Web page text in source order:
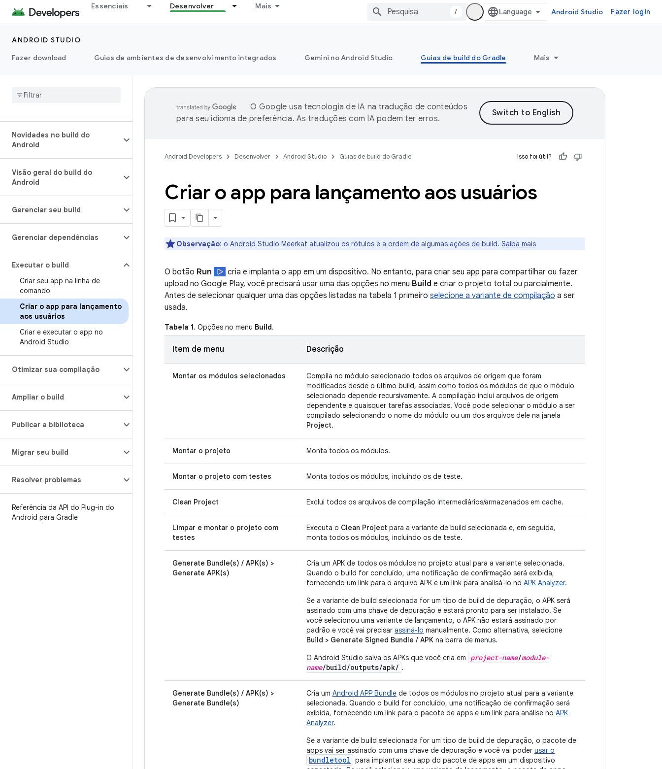
Essenciais Desenvolver Mais
/ Android Studio Fazer login
ANDROID STUDIO
Fazer download
Guias de ambientes de desenvolvimento integrados Gemini no Android Studio Guias de build do Gradle Mais
Novidades no build do
Android
Visão geral do build do
Android
Gerenciar seu build
Gerenciar dependências
Executar o build
Criar seu app na linha de
comando
Criar o app para lançamento
aos usuários
Criar e executar o app no
Android Studio
Otimizar sua compilação
Ampliar o build
Publicar a biblioteca
Migrar seu build
Resolver problemas
Referência da API do Plug-in do
Android para Gradle
O Google usa tecnologia de IA na tradução de conteúdos
para seu idioma de preferência. As traduções com IA podem ter erros.
Android Developers Desenvolver Android Studio Guias de build do Gradle Isso foi útil?
Criar o app para lançamento aos usuários
Observação: o Android Studio Meerkat atualizou os rótulos e a ordem de algumas ações de build. Saiba mais
O botão Run
cria e implanta o app em um dispositivo. No entanto, para criar seu app para compartilhar ou fazer
upload no Google Play, você precisará usar uma das opções no menu Build e criar o projeto total ou parcialmente.
Antes de selecionar qualquer uma das opções listadas na tabela 1 primeiro selecione a variante de compilação a ser
usada.
Tabela 1. Opções no menu Build.
Item de menu Descrição
Montar os módulos selecionados
Compila no módulo selecionado todos os arquivos de origem que foram
modificados desde o último build, assim como todos os módulos de que o módulo
selecionado depende recursivamente. A compilação inclui arquivos de origem
dependente e quaisquer tarefas associadas. Você pode selecionar o módulo a ser
compilado selecionando o nome do módulo ou um dos arquivos dele na janela
Project.
Montar o projeto Monta todos os módulos.
Montar o projeto com testes Monta todos os módulos, incluindo os de teste.
Clean Project Exclui todos os arquivos de compilação intermediários/armazenados em cache.
Limpar e montar o projeto com
testes
Executa o Clean Project para a variante de build selecionada e, em seguida,
monta todos os módulos, incluindo os de teste.
Generate Bundle(s) / APK(s) >
Generate APK(s)
Cria um APK de todos os módulos no projeto atual para a variante selecionada.
Quando o build for concluído, uma notificação de confirmação será exibida,
fornecendo um link para o arquivo APK e um link para analisá-lo no APK Analyzer.
Se a variante de build selecionada for um tipo de build de depuração, o APK será
assinado com uma chave de depuração e estará pronto para ser instalado. Se
você selecionou uma variante de lançamento, o APK não estará assinado por
padrão e você vai precisar assiná-lo manualmente. Como alternativa, selecione
Build > Generate Signed Bundle / APK na barra de menus.
O Android Studio salva os APKs que você cria em
project-name/module-
name/build/outputs/apk/ .
Generate Bundle(s) / APK(s) >
Generate Bundle(s)
Cria um Android APP Bundle de todos os módulos no projeto atual para a variante
selecionada. Quando o build for concluído, uma notificação de confirmação será
exibida, fornecendo um link para o pacote de apps e um link para análise no APK
Analyzer.
Se a variante de build selecionada for um tipo de build de depuração, o pacote de
apps vai ser assinado com uma chave de depuração e você vai poder usar o
bundletool para implantar seu app do pacote de apps em um dispositivo